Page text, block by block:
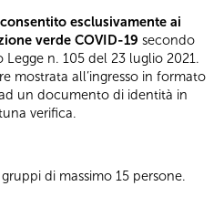
esclusivamente ai
verde COVID-19 secondo
n. 105 del 23 luglio 2021.
mostrata all’ingresso in formato
un documento di identità in
verifica.
di massimo 15 persone.